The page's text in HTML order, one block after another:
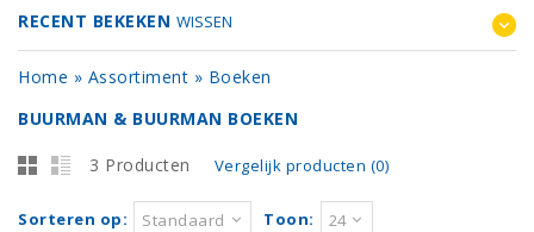
RECENT BEKEKEN WISSEN
Home » Assortiment » Boeken
BUURMAN & BUURMAN BOEKEN
3 Producten Vergelijk producten (0)
Sorteren op: Standaard Toon: 24